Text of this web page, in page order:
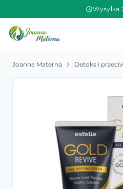
Wysyłka
Joanna Materna Detoks i